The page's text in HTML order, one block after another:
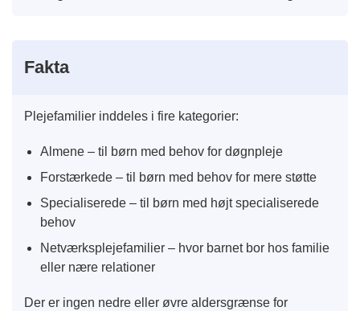
Fakta
Plejefamilier inddeles i fire kategorier:
Almene – til børn med behov for døgnpleje
Forstærkede – til børn med behov for mere støtte
Specialiserede – til børn med højt specialiserede
behov
Netværksplejefamilier – hvor barnet bor hos familie
eller nære relationer
Der er ingen nedre eller øvre aldersgrænse for